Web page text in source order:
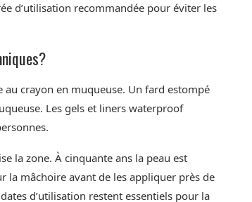
d’utilisation recommandée pour éviter les
crayon en muqueuse. Un fard estompé
Les gels et liners waterproof
la zone. À cinquante ans la peau est
la mâchoire avant de les appliquer près de
d’utilisation restent essentiels pour la